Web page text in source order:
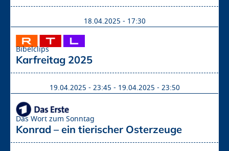
18.04.2025 - 17:30
Bibelclips
Karfreitag 2025
19.04.2025 - 23:45 - 19.04.2025 - 23:50
Das Wort zum Sonntag
Konrad – ein tierischer Osterzeuge